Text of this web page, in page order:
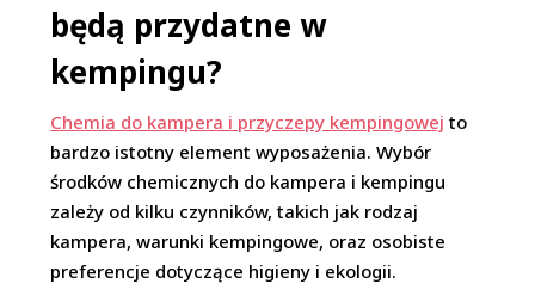
będą przydatne w
kempingu?
Chemia do kampera i przyczepy kempingowej to
bardzo istotny element wyposażenia. Wybór
środków chemicznych do kampera i kempingu
zależy od kilku czynników, takich jak rodzaj
kampera, warunki kempingowe, oraz osobiste
preferencje dotyczące higieny i ekologii.